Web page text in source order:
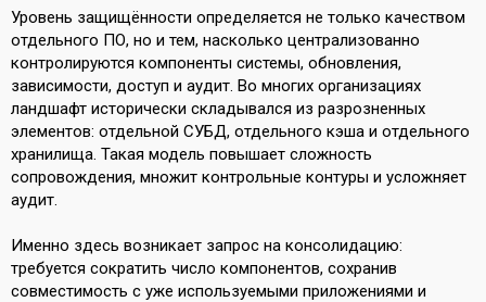
Уровень защищённости определяется не только качеством
отдельного ПО, но и тем, насколько централизованно
контролируются компоненты системы, обновления,
зависимости, доступ и аудит. Во многих организациях
ландшафт исторически складывался из разрозненных
элементов: отдельной СУБД, отдельного кэша и отдельного
хранилища. Такая модель повышает сложность
сопровождения, множит контрольные контуры и усложняет
аудит.
Именно здесь возникает запрос на консолидацию:
требуется сократить число компонентов, сохранив
совместимость с уже используемыми приложениями и